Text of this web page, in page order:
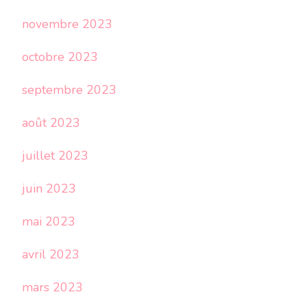
novembre 2023
octobre 2023
septembre 2023
août 2023
juillet 2023
juin 2023
mai 2023
avril 2023
mars 2023